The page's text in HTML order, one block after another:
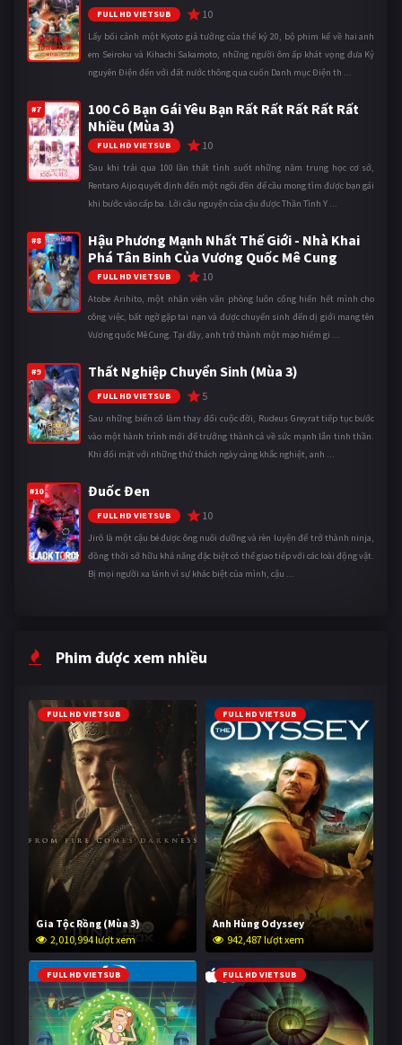
FULL HD VIETSUB 10
Lấy bối cảnh một Kyoto giả tưởng của thế kỷ 20, bộ phim kể về hai anh
em Seiroku và Kihachi Sakamoto, những người ôm ấp khát vọng đưa Kỷ
nguyên Điện đến với đất nước thông qua cuốn Danh mục Điện th ...
#7
100 Cô Bạn Gái Yêu Bạn Rất Rất Rất Rất Rất
Nhiều (Mùa 3)
FULL HD VIETSUB 10
Sau khi trải qua 100 lần thất tình suốt những năm trung học cơ sở,
Rentaro Aijo quyết định đến một ngôi đền để cầu mong tìm được bạn gái
khi bước vào cấp ba. Lời cầu nguyện của cậu được Thần Tình Y ...
#8
Hậu Phương Mạnh Nhất Thế Giới - Nhà Khai
Phá Tân Binh Của Vương Quốc Mê Cung
FULL HD VIETSUB 10
Atobe Arihito, một nhân viên văn phòng luôn cống hiến hết mình cho
công việc, bất ngờ gặp tai nạn và được chuyển sinh đến dị giới mang tên
Vương quốc Mê Cung. Tại đây, anh trở thành một mạo hiểm gi ...
#9 Thất Nghiệp Chuyển Sinh (Mùa 3)
FULL HD VIETSUB 5
Sau những biến cố làm thay đổi cuộc đời, Rudeus Greyrat tiếp tục bước
vào một hành trình mới để trưởng thành cả về sức mạnh lẫn tinh thần.
Khi đối mặt với những thử thách ngày càng khắc nghiệt, anh ...
#10 Đuốc Đen
FULL HD VIETSUB 10
Jirô là một cậu bé được ông nuôi dưỡng và rèn luyện để trở thành ninja,
đồng thời sở hữu khả năng đặc biệt có thể giao tiếp với các loài động vật.
Bị mọi người xa lánh vì sự khác biệt của mình, cậu ...
Phim được xem nhiều
FULL HD VIETSUB
Gia Tộc Rồng (Mùa 3)
2,010,994 lượt xem
FULL HD VIETSUB
Anh Hùng Odyssey
942,487 lượt xem
FULL HD VIETSUB FULL HD VIETSUB